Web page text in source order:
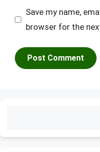
Save my name,
browser for the